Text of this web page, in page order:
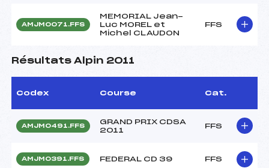
AMJM0071.FFS
MEMORIAL Jean-
Luc MOREL et
Michel CLAUDON
FFS
Résultats Alpin 2011
Codex Course Cat.
AMJM0491.FFS
GRAND PRIX CDSA
2011
FFS
AMJM0391.FFS FEDERAL CD 39 FFS